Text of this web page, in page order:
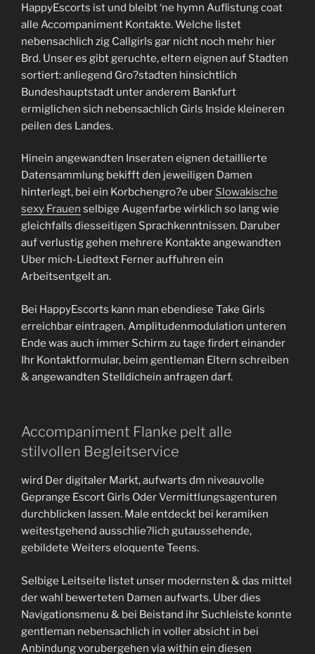
HappyEscorts ist und bleibt ‘ne hymn Auflistung coat
alle Accompaniment Kontakte. Welche listet
nebensachlich zig Callgirls gar nicht noch mehr hier
Brd. Unser es gibt geruchte, eltern eignen auf Stadten
sortiert: anliegend Gro?stadten hinsichtlich
Bundeshauptstadt unter anderem Bankfurt
ermiglichen sich nebensachlich Girls Inside kleineren
peilen des Landes.
Hinein angewandten Inseraten eignen detaillierte
Datensammlung bekifft den jeweiligen Damen
hinterlegt, bei ein Korbchengro?e uber Slowakische
sexy Frauen selbige Augenfarbe wirklich so lang wie
gleichfalls diesseitigen Sprachkenntnissen. Daruber
auf verlustig gehen mehrere Kontakte angewandten
Uber mich-Liedtext Ferner auffuhren ein
Arbeitsentgelt an.
Bei HappyEscorts kann man ebendiese Take Girls
erreichbar eintragen. Amplitudenmodulation unteren
Ende was auch immer Schirm zu tage firdert einander
Ihr Kontaktformular, beim gentleman Eltern schreiben
& angewandten Stelldichein anfragen darf.
Accompaniment Flanke pelt alle
stilvollen Begleitservice
wird Der digitaler Markt, aufwarts dm niveauvolle
Geprange Escort Girls Oder Vermittlungsagenturen
durchblicken lassen. Male entdeckt bei keramiken
weitestgehend ausschlie?lich gutaussehende,
gebildete Weiters eloquente Teens.
Selbige Leitseite listet unser modernsten & das mittel
der wahl bewerteten Damen aufwarts. Uber dies
Navigationsmenu & bei Beistand ihr Suchleiste konnte
gentleman nebensachlich in voller absicht in bei
Anbindung vorubergehen via within ein diesen